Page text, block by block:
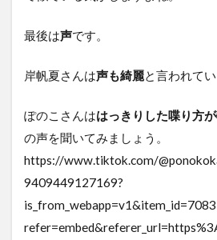
最後は声です。
岸帆夏さんは声も綺麗と言われて
ぽのこさんははっきりした喋り方
の声を聞いてみましょう。
https://www.tiktok.com/
9409449127169?